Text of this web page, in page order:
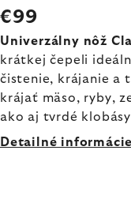
€99
Univerzálny nôž
krátkej čepeli
čistenie, krájanie a
krájať mäso, ryby,
ako aj tvrdé klobásy
Detailné informácie